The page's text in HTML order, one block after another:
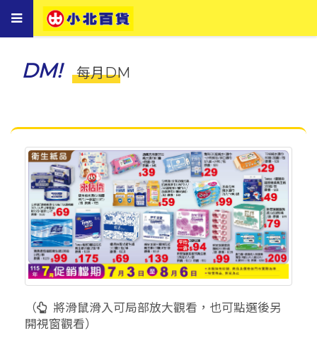
Toggle
navigation
DM! 每月DM
（
將滑鼠滑入可局部放大觀看，也可點選後另
開視窗觀看）